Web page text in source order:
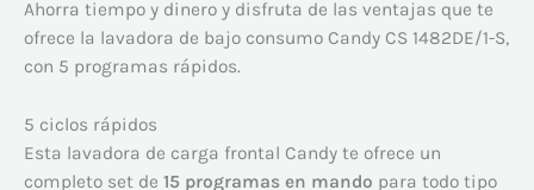
Ahorra tiempo y dinero y disfruta de las ventajas que te
ofrece la lavadora de bajo consumo Candy CS 1482DE/1-S,
con 5 programas rápidos.
5 ciclos rápidos
Esta lavadora de carga frontal Candy te ofrece un
completo set de 15 programas en mando para todo tipo